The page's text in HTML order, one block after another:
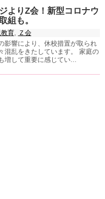
よりZ会！新型コロナウ
組も。
育,
Ｚ会
影響により、休校措置が取られ
混乱をきたしています。 家庭の
増して重要に感じてい...